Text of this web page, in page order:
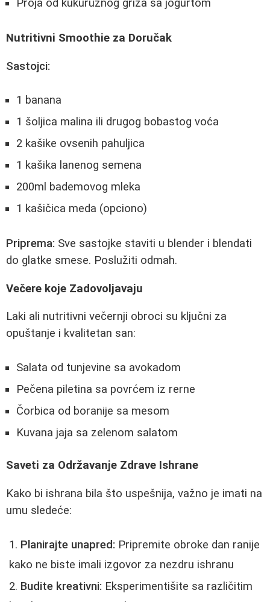
Proja od kukuruznog griza sa jogurtom
Nutritivni Smoothie za Doručak
Sastojci:
1 banana
1 šoljica malina ili drugog bobastog voća
2 kašike ovsenih pahuljica
1 kašika lanenog semena
200ml bademovog mleka
1 kašičica meda (opciono)
Priprema: Sve sastojke staviti u blender i blendati
do glatke smese. Poslužiti odmah.
Večere koje Zadovoljavaju
Laki ali nutritivni večernji obroci su ključni za
opuštanje i kvalitetan san:
Salata od tunjevine sa avokadom
Pečena piletina sa povrćem iz rerne
Čorbica od boranije sa mesom
Kuvana jaja sa zelenom salatom
Saveti za Održavanje Zdrave Ishrane
Kako bi ishrana bila što uspešnija, važno je imati na
umu sledeće:
Planirajte unapred: Pripremite obroke dan ranije
kako ne biste imali izgovor za nezdru ishranu
Budite kreativni: Eksperimentišite sa različitim